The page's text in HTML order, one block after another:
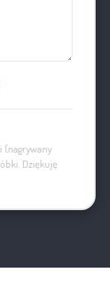
(nagrywany
Dziękuję